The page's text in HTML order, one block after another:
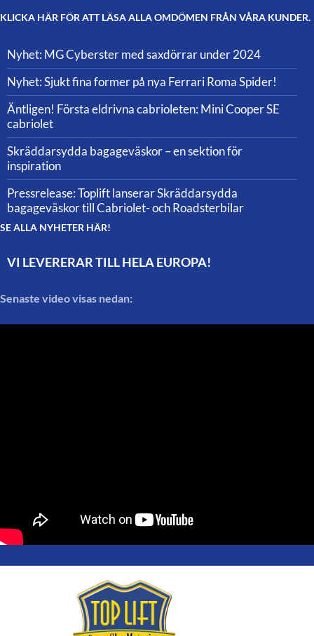
KLICKA HÄR FÖR ATT LÄSA ALLA OMDÖMEN FRÅN VÅRA KUNDER.
Nyhet: MG Cyberster med saxdörrar under 2024
Nyhet: Sjukt fina former på nya Ferrari Roma Spider!
Äntligen! Första eldrivna cabrioleten: Mini Cooper SE
cabriolet
Skräddarsydda bagageväskor – en sektion för
inspiration
Pressrelease: Toplift lanserar Skräddarsydda
bagageväskor till Cabriolet- och Roadsterbilar
SE ALLA NYHETER HÄR!
VI LEVERERAR TILL HELA EUROPA!
Senaste video visas nedan: